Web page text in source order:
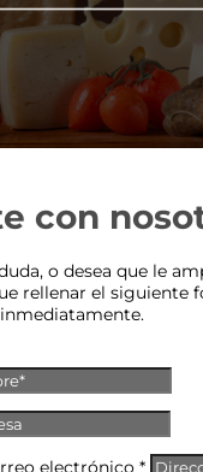
con
o desea que le
rellenar el siguiente
electrónico *